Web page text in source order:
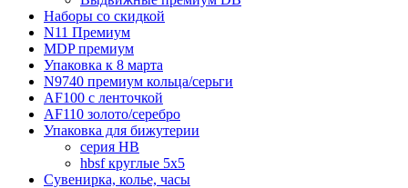
Наборы со скидкой
N11 Премиум
MDP премиум
Упаковка к 8 марта
N9740 премиум кольца/серьги
AF100 с ленточкой
AF110 золото/серебро
Упаковка для бижутерии
серия HB
hbsf круглые 5x5
Сувенирка, колье, часы